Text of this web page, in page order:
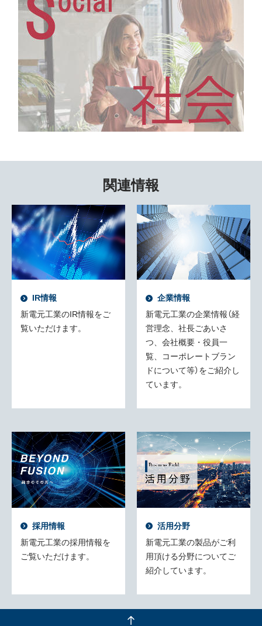
関連情報
IR情報
新電元工業のIR情報をご
覧いただけます。
企業情報
新電元工業の企業情報（経
営理念、社長ごあいさ
つ、会社概要・役員一
覧、コーポレートブラン
ドについて等）をご紹介し
ています。
採用情報
新電元工業の採用情報を
ご覧いただけます。
活用分野
新電元工業の製品がご利
用頂ける分野についてご
紹介しています。